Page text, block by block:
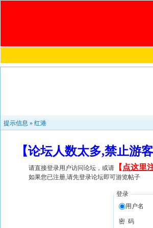
提示信息 » 红港
【论坛人数太多,禁止游
请直接登录用户访问论坛，或请 【 点这里
如果您已注册,请先登录论坛即可游览帖子
登录
用户名
密 码